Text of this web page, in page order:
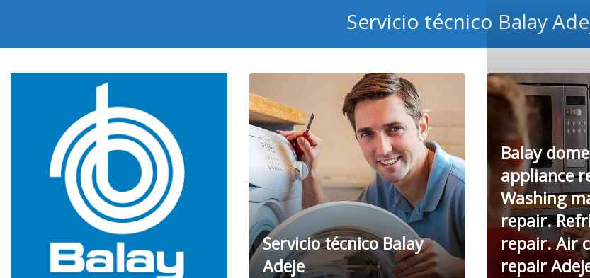
Servicio técnico Balay
Servicio técnico Balay
Adeje
Balay
appliance
Washing
repair.
repair. Air
repair